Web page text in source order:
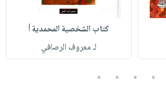
كتاب الشخصية المحمدية أ
لـ معروف الرصافي
2
3
4
5